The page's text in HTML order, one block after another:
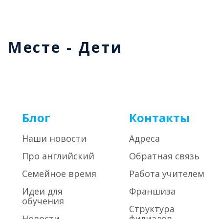
- Дети
Блог
Наши новости
Про английский
Семейное время
Идеи для
обучения
Контакты
Адреса
Обратная связь
Работа учителем
Франшиза
Структура